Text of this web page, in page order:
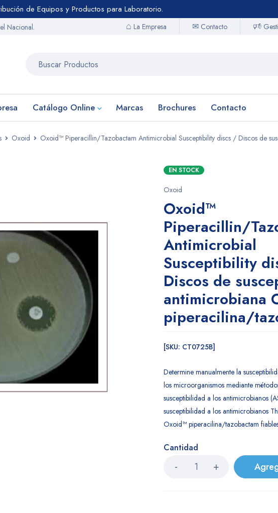
de Equipos y Productos para Laboratorio.
Nacional. ⌂ La Empresa ✉ Contacto 🕫
Catálogo Online Marcas Brochures Contacto
Oxoid Oxoid™ Piperacillin/Tazobactam Antimicrobial Susceptibility discs / Discos de
EN STOCK
Oxoid
Oxoid™
Piperacillin/
Antimicrobial
Susceptibility
Discos de
antimicrobiana
piperacilina/
[SKU: CT0725B]
Determine manualmente la
los microorganismos mediante
susceptibilidad a los antimicrobianos
susceptibilidad a los antimicrobianos
Oxoid™ piperacilina/tazobactam
Cantidad